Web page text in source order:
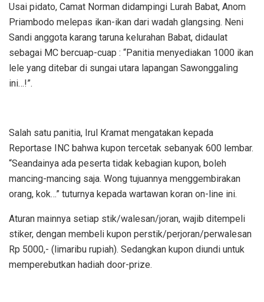
Usai pidato, Camat Norman didampingi Lurah Babat, Anom
Priambodo melepas ikan-ikan dari wadah glangsing. Neni
Sandi anggota karang taruna kelurahan Babat, didaulat
sebagai MC bercuap-cuap : “Panitia menyediakan 1000 ikan
lele yang ditebar di sungai utara lapangan Sawonggaling
ini…!”.
Salah satu panitia, Irul Kramat mengatakan kepada
Reportase INC bahwa kupon tercetak sebanyak 600 lembar.
“Seandainya ada peserta tidak kebagian kupon, boleh
mancing-mancing saja. Wong tujuannya menggembirakan
orang, kok…” tuturnya kepada wartawan koran on-line ini.
Aturan mainnya setiap stik/walesan/joran, wajib ditempeli
stiker, dengan membeli kupon perstik/perjoran/perwalesan
Rp 5000,- (limaribu rupiah). Sedangkan kupon diundi untuk
memperebutkan hadiah door-prize.